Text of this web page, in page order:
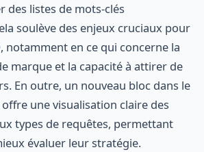
des listes de mots-clés
soulève des enjeux cruciaux pour
, notamment en ce qui concerne la
marque et la capacité à attirer de
En outre, un nouveau bloc dans le
offre une visualisation claire des
types de requêtes, permettant
évaluer leur stratégie.